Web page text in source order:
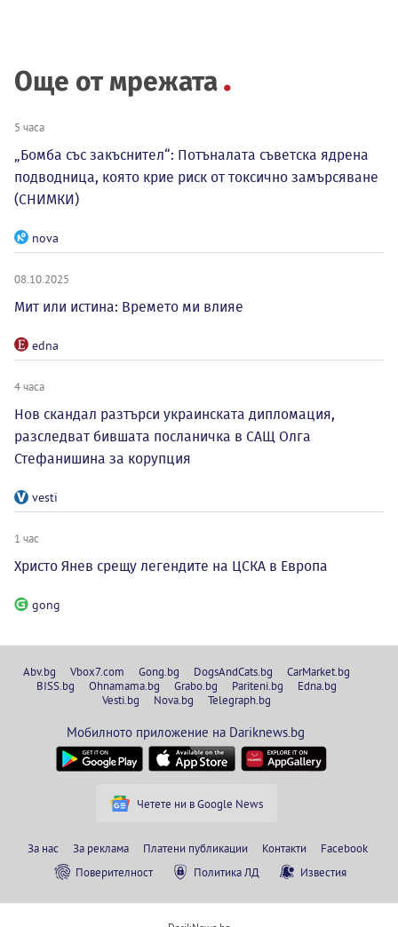
Още от мрежата
5 часа
„Бомба със закъснител“: Потъналата съветска ядрена
подводница, която крие риск от токсично замърсяване
(СНИМКИ)
nova
08.10.2025
Мит или истина: Времето ми влияе
edna
4 часа
Нов скандал разтърси украинската дипломация,
разследват бившата посланичка в САЩ Олга
Стефанишина за корупция
vesti
1 час
Христо Янев срещу легендите на ЦСКА в Европа
gong
Abv.bg Vbox7.com Gong.bg DogsAndCats.bg
CarMarket.bg
BISS.bg
Ohnamama.bg Grabo.bg Pariteni.bg
Edna.bg
Vesti.bg
Nova.bg Telegraph.bg
Мобилното приложение на Dariknews.bg
Четете ни в Google News
За нас За реклама Платени публикации Контакти
Facebook
Поверителност
Политика ЛД Известия